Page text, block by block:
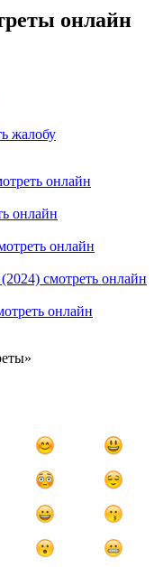
онлайн
жалобу